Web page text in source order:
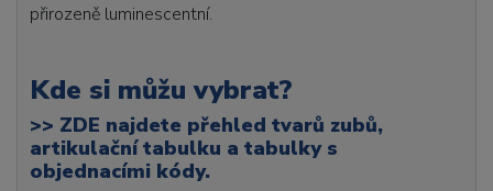
přirozeně luminescentní.
Kde si můžu vybrat?
>> ZDE najdete přehled tvarů zubů,
artikulační tabulku a tabulky s
objednacími kódy.